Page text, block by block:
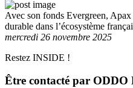
Avec son fonds Evergreen,
durable dans l’écosystème
mercredi 26 novembre 2025
Restez INSIDE !
Être contacté par ODDO